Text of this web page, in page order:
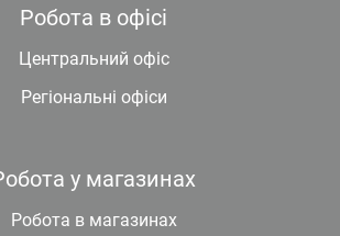
Робота в офісі
Центральний офіс
Регіональні офіси
у магазинах
Робота в магазинах